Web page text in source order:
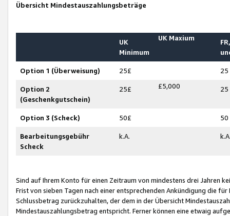
Übersicht Mindestauszahlungsbeträge
UK
Minimum
UK Maxium
Option 1 (Überweisung) 25£ 25
Option 2
(Geschenkgutschein)
25£ £5,000 25
Option 3 (Scheck) 50£ 50
Bearbeitungsgebühr
Scheck
k.A.
Sind auf Ihrem Konto für einen Zeitraum von mindestens drei Jahren
Frist von sieben Tagen nach einer entsprechenden Ankündigung die
Schlussbetrag zurückzuhalten, der dem in der Übersicht
Mindestauszahlungsbetrag entspricht. Ferner können eine etwaig